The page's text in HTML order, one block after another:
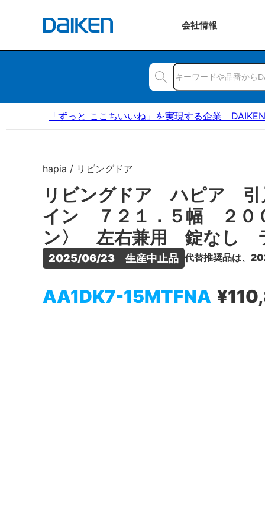
会社情報
「ずっと ここちいいね」を実現する企業 DAIKEN
hapia / リビングドア
リビングドア ハピア
イン ７２１．５幅 ２０
ン〉 左右兼用 錠なし
2025/06/23　生産中止品 代替推奨品は、
AA1DK7-15MTFNA